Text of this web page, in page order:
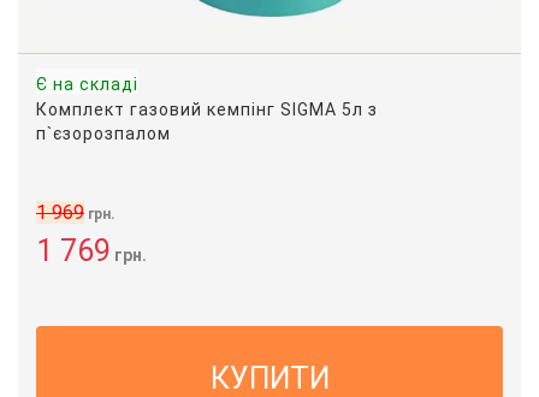
Є на складі
Комплект газовий кемпінг SIGMA 5л з
п`єзорозпалом
1 769 грн.
1 969 грн.
КУПИТИ